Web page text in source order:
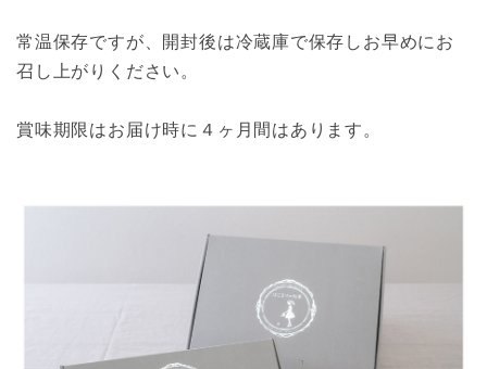
常温保存ですが、開封後は冷蔵庫で保存しお早めにお
召し上がりください。
賞味期限はお届け時に４ヶ月間はあります。